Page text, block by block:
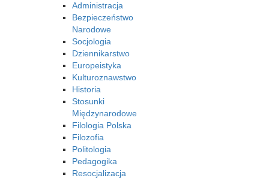
Administracja
Bezpieczeństwo
Narodowe
Socjologia
Dziennikarstwo
Europeistyka
Kulturoznawstwo
Historia
Stosunki
Międzynarodowe
Filologia Polska
Filozofia
Politologia
Pedagogika
Resocjalizacja